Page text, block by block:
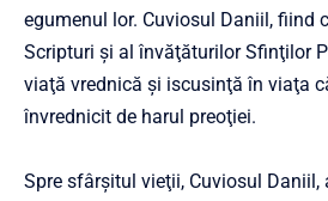
egumenul lor. Cuviosul Daniil, fiind
Scripturi şi al învăţăturilor Sfinţilor
viaţă vrednică şi iscusinţă în viaţa
învrednicit de harul preoţiei.
Spre sfârşitul vieţii, Cuviosul Daniil,